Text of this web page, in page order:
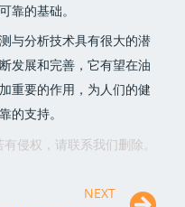
靠的基础。
与分析技术具有很大的潜
发展和完善，它有望在油
重要的作用，为人们的健
的支持。
侵权，请联系我们删除。
NEXT